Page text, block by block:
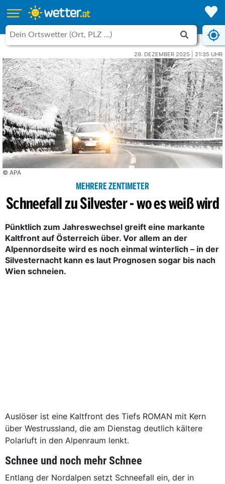
29. DEZEMBER 2025 | 21:35 UHR
© APA
MEHRERE ZENTIMETER
Schneefall zu Silvester - wo es weiß wird
Pünktlich zum Jahreswechsel greift eine markante
Kaltfront auf Österreich über. Vor allem an der
Alpennordseite wird es noch einmal winterlich – in der
Silvesternacht kann es laut Prognosen sogar bis nach
Wien schneien.
Auslöser ist eine Kaltfront des Tiefs ROMAN mit Kern
über Westrussland, die am Dienstag deutlich kältere
Polarluft in den Alpenraum lenkt.
Schnee und noch mehr Schnee
Entlang der Nordalpen setzt Schneefall ein, der in